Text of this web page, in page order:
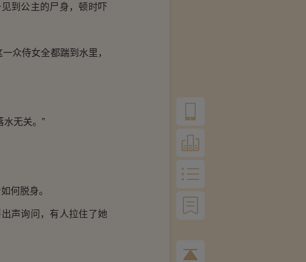
到公主的尸身，顿时吓
众侍女全都踹到水里，
无关。”
何脱身。
声询问，有人拉住了她